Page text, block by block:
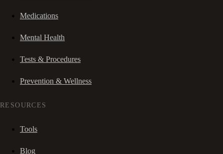
Medications
Mental Health
Tests & Procedures
Prevention & Wellness
RESOURCES
Tools
Blog